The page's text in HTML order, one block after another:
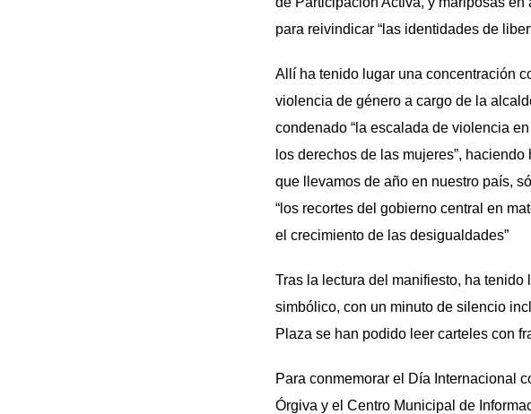
para reivindicar “las identidades de
Allí ha tenido lugar una concentración
violencia de género a cargo de la
condenado “la escalada de violencia
los derechos de las mujeres”,
que llevamos de año en nuestro país,
“los recortes del gobierno central en
el crecimiento de las desigualdades”
Tras la lectura del manifiesto, ha
simbólico, con un minuto de silencio
Plaza se han podido leer carteles con
Para conmemorar el Día Internacional
Órgiva y el Centro Municipal de